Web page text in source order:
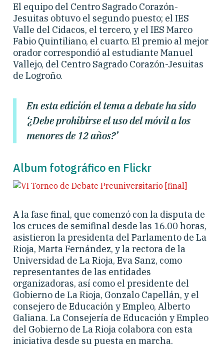
El equipo del Centro Sagrado Corazón-
Jesuitas obtuvo el segundo puesto; el IES
Valle del Cidacos, el tercero, y el IES Marco
Fabio Quintiliano, el cuarto. El premio al mejor
orador correspondió al estudiante Manuel
Vallejo, del Centro Sagrado Corazón-Jesuitas
de Logroño.
En esta edición el tema a debate ha sido
‘¿Debe prohibirse el uso del móvil a los
menores de 12 años?’
Album fotográfico en Flickr
A la fase final, que comenzó con la disputa de
los cruces de semifinal desde las 16.00 horas,
asistieron la presidenta del Parlamento de La
Rioja, Marta Fernández, y la rectora de la
Universidad de La Rioja, Eva Sanz, como
representantes de las entidades
organizadoras, así como el presidente del
Gobierno de La Rioja, Gonzalo Capellán, y el
consejero de Educación y Empleo, Alberto
Galiana. La Consejería de Educación y Empleo
del Gobierno de La Rioja colabora con esta
iniciativa desde su puesta en marcha.